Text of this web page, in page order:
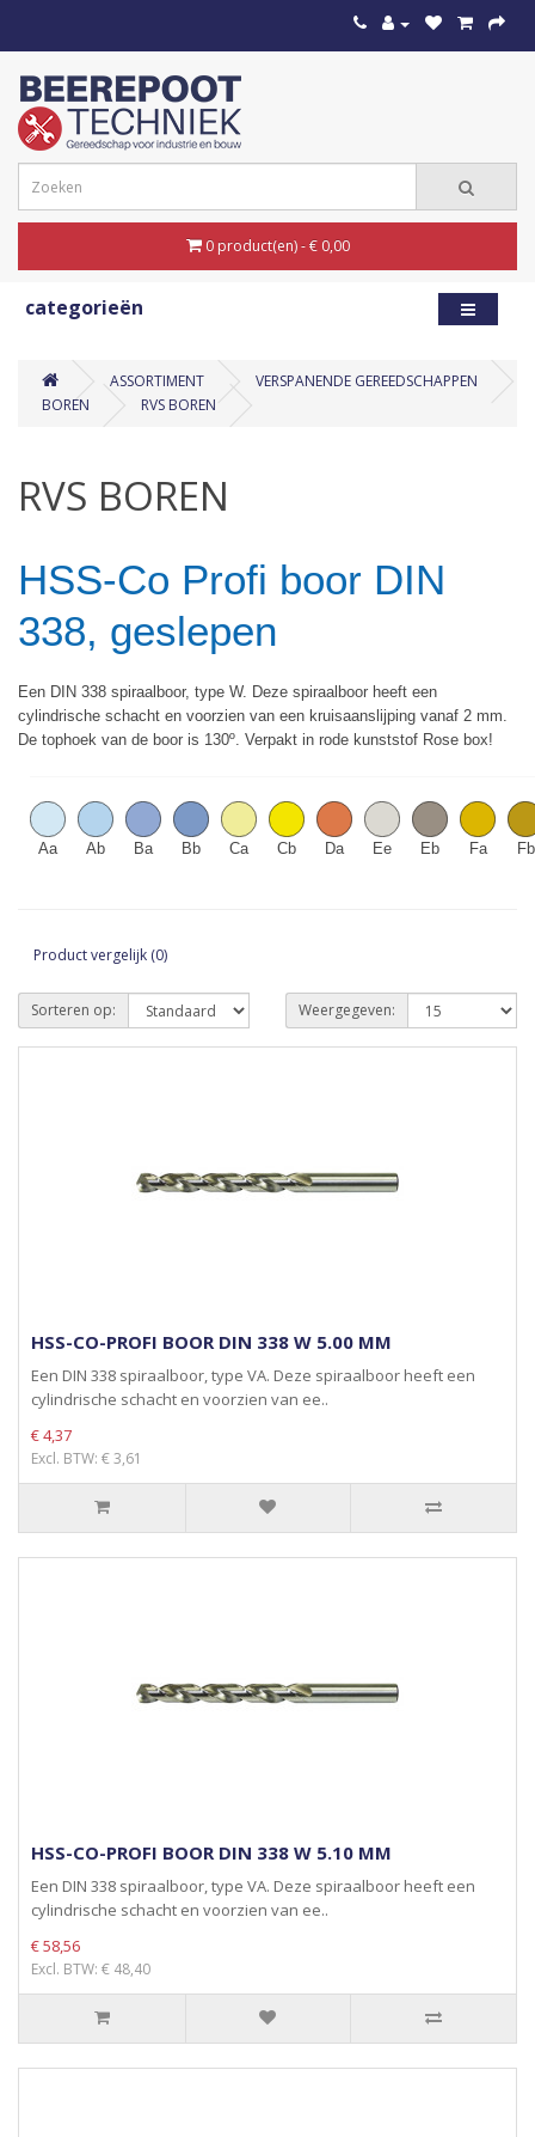
0 product(en) - € 0,00
categorieën
ASSORTIMENT
VERSPANENDE GEREEDSCHAPPEN
BOREN
RVS BOREN
RVS BOREN
HSS-Co Profi boor DIN
338, geslepen
Een DIN 338 spiraalboor, type W. Deze spiraalboor heeft een
cylindrische schacht en voorzien van een kruisaanslijping vanaf 2 mm.
De tophoek van de boor is 130º. Verpakt in rode kunststof Rose box!
Aa Ab Ba Bb Ca Cb Da Ee Eb Fa Fb
Product vergelijk (0)
Sorteren op: Weergegeven:
HSS-CO-PROFI BOOR DIN 338 W 5.00 MM
Een DIN 338 spiraalboor, type VA. Deze spiraalboor heeft een
cylindrische schacht en voorzien van ee..
€ 4,37
Excl. BTW: € 3,61
HSS-CO-PROFI BOOR DIN 338 W 5.10 MM
Een DIN 338 spiraalboor, type VA. Deze spiraalboor heeft een
cylindrische schacht en voorzien van ee..
€ 58,56
Excl. BTW: € 48,40